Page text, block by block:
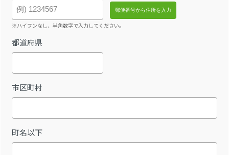
※ハイフンなし、半角数字で入力してください。
都道府県
市区町村
町名以下